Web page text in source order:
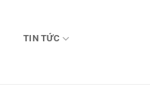
TIN TỨC